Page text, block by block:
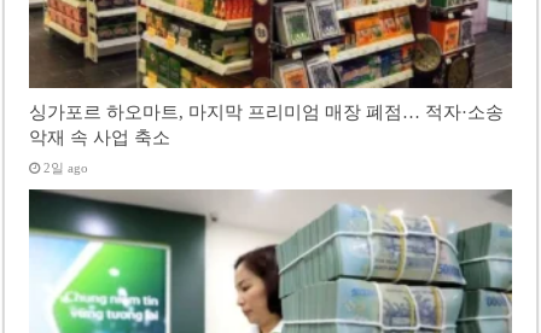
싱가포르 하오마트, 마지막 프리미엄 매장 폐점… 적자·소송
악재 속 사업 축소
2일 ago